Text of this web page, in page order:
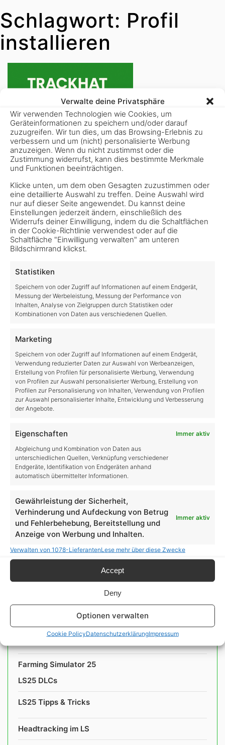
Verwalte deine Privatsphäre
Wir verwenden Technologien wie Cookies, um
Geräteinformationen zu speichern und/oder darauf
zuzugreifen. Wir tun dies, um das Browsing-Erlebnis zu
verbessern und um (nicht) personalisierte Werbung
anzuzeigen. Wenn du nicht zustimmst oder die
Zustimmung widerrufst, kann dies bestimmte Merkmale
und Funktionen beeinträchtigen.
Klicke unten, um dem oben Gesagten zuzustimmen oder
eine detaillierte Auswahl zu treffen. Deine Auswahl wird
nur auf dieser Seite angewendet. Du kannst deine
Einstellungen jederzeit ändern, einschließlich des
Widerrufs deiner Einwilligung, indem du die Schaltflächen
in der Cookie-Richtlinie verwendest oder auf die
Schaltfläche "Einwilligung verwalten" am unteren
Bildschirmrand klickst.
Statistiken
Speichern von oder Zugriff auf Informationen auf einem Endgerät,
Messung der Werbeleistung, Messung der Performance von
Inhalten, Analyse von Zielgruppen durch Statistiken oder
Kombinationen von Daten aus verschiedenen Quellen.
Marketing
Speichern von oder Zugriff auf Informationen auf einem Endgerät,
Verwendung reduzierter Daten zur Auswahl von Werbeanzeigen,
Erstellung von Profilen für personalisierte Werbung, Verwendung
von Profilen zur Auswahl personalisierter Werbung, Erstellung von
Profilen zur Personalisierung von Inhalten, Verwendung von Profilen
zur Auswahl personalisierter Inhalte, Entwicklung und Verbesserung
der Angebote.
Eigenschaften
Immer aktiv
Abgleichung und Kombination von Daten aus
unterschiedlichen Quellen, Verknüpfung verschiedener
Endgeräte, Identifikation von Endgeräten anhand
automatisch übermittelter Informationen.
Gewährleistung der Sicherheit,
Verhinderung und Aufdeckung von Betrug
und Fehlerbehebung, Bereitstellung und
Anzeige von Werbung und Inhalten.
Immer aktiv
Verwalten von 1078-LieferantenLese mehr über diese Zwecke
Accept
Deny
Optionen verwalten
Cookie PolicyDatenschutzerklärungImpressum
Schlagwort: Profil
installieren
TrackHat Opentrack Profil LS25
installieren – Schritt-für-Schritt-
Anleitung
installieren möchtest, geht das schnell und
einfach. Diese Anleitung basiert auf TrackHat
Opentrack Version 3.2. In zukünftigen Versionen
können sich einzelne Schritte
oschuhm
Kategorien
Allgemein
Farming Simulator
Farming Simulator 19
LS19 DLCs
LS22 Tipps & Tricks
Farming Simulator 25
LS25 DLCs
LS25 Tipps & Tricks
Headtracking im LS